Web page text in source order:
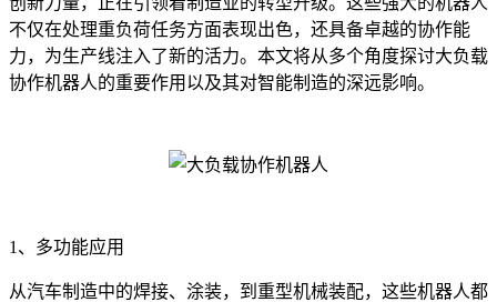
不仅在处理重负荷任务方面表现出色，还具备卓越的协作能
力，为生产线注入了新的活力。本文将从多个角度探讨大负载
协作机器人的重要作用以及其对智能制造的深远影响。
1、多功能应用
从汽车制造中的焊接、涂装，到重型机械装配，这些机器人都